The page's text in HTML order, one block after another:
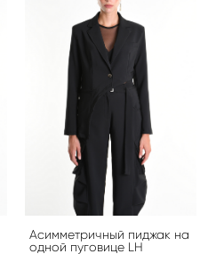
Асимметричный пиджак на
одной пуговице LH